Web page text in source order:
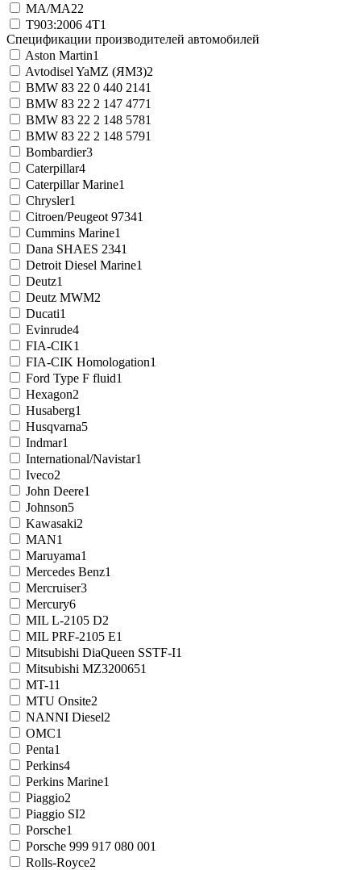
MA/MA22
T903:2006 4T1
Спецификации производителей автомобилей
Aston Martin1
Avtodisel YaMZ (ЯМЗ)2
BMW 83 22 0 440 2141
BMW 83 22 2 147 4771
BMW 83 22 2 148 5781
BMW 83 22 2 148 5791
Bombardier3
Caterpillar4
Caterpillar Marine1
Chrysler1
Citroen/Peugeot 97341
Cummins Marine1
Dana SHAES 2341
Detroit Diesel Marine1
Deutz1
Deutz MWM2
Ducati1
Evinrude4
FIA-CIK1
FIA-CIK Homologation1
Ford Type F fluid1
Hexagon2
Husaberg1
Husqvarna5
Indmar1
International/Navistar1
Iveco2
John Deere1
Johnson5
Kawasaki2
MAN1
Maruyama1
Mercedes Benz1
Mercruiser3
Mercury6
MIL L-2105 D2
MIL PRF-2105 E1
Mitsubishi DiaQueen SSTF-I1
Mitsubishi MZ3200651
MT-11
MTU Onsite2
NANNI Diesel2
OMC1
Penta1
Perkins4
Perkins Marine1
Piaggio2
Piaggio SI2
Porsche1
Porsche 999 917 080 001
Rolls-Royce2